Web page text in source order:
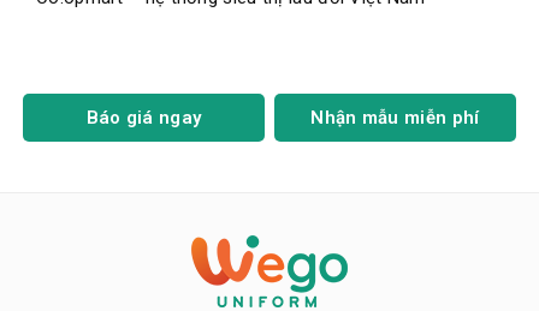
Báo giá ngay Nhận mẫu miễn phí